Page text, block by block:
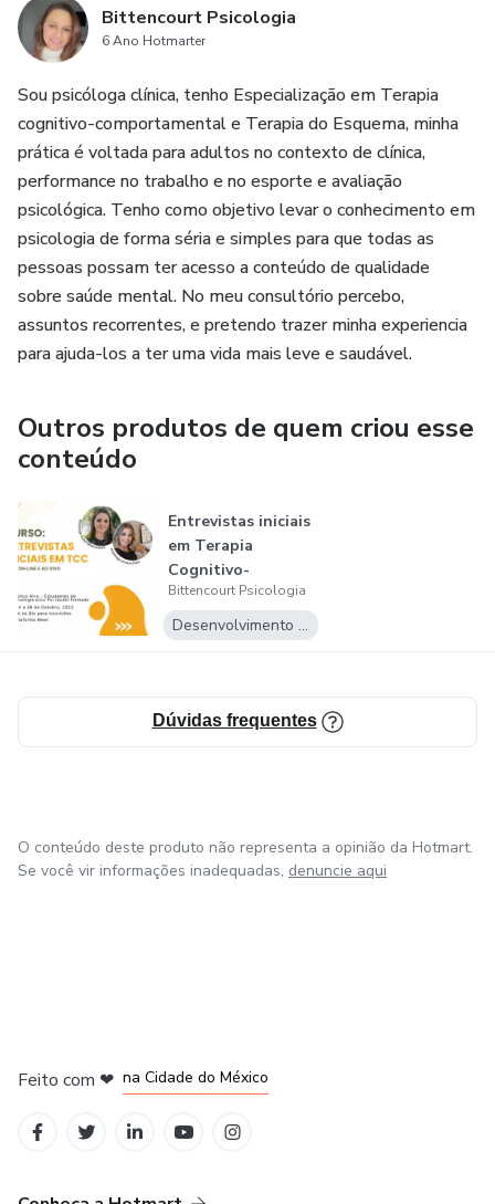
Bittencourt Psicologia
6 Ano Hotmarter
Sou psicóloga clínica, tenho Especialização em Terapia
cognitivo-comportamental e Terapia do Esquema, minha
prática é voltada para adultos no contexto de clínica,
performance no trabalho e no esporte e avaliação
psicológica. Tenho como objetivo levar o conhecimento em
psicologia de forma séria e simples para que todas as
pessoas possam ter acesso a conteúdo de qualidade
sobre saúde mental. No meu consultório percebo,
assuntos recorrentes, e pretendo trazer minha experiencia
para ajuda-los a ter uma vida mais leve e saudável.
Outros produtos de quem criou esse
conteúdo
Entrevistas iniciais
em Terapia
Cognitivo-
Comportamental
Bittencourt Psicologia
Desenvolvimento Pessoal
Dúvidas frequentes
O conteúdo deste produto não representa a opinião da Hotmart.
Se você vir informações inadequadas, denuncie aqui
Feito com ❤ na Cidade do México